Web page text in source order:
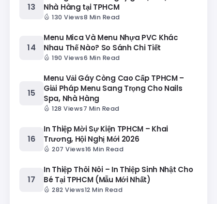
Nhà Hàng tại TPHCM
130 Views8 Min Read
Menu Mica Và Menu Nhựa PVC Khác
Nhau Thế Nào? So Sánh Chi Tiết
190 Views6 Min Read
Menu Vải Gáy Còng Cao Cấp TPHCM –
Giải Pháp Menu Sang Trọng Cho Nails
Spa, Nhà Hàng
128 Views7 Min Read
In Thiệp Mời Sự Kiện TPHCM – Khai
Trương, Hội Nghị Mới 2026
207 Views16 Min Read
In Thiệp Thôi Nôi – In Thiệp Sinh Nhật Cho
Bé Tại TPHCM (Mẫu Mới Nhất)
282 Views12 Min Read